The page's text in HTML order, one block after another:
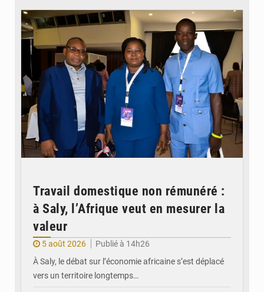
Travail domestique non rémunéré :
à Saly, l’Afrique veut en mesurer la
valeur
5 août 2026
Publié à 14h26
À Saly, le débat sur l’économie africaine s’est déplacé
vers un territoire longtemps…